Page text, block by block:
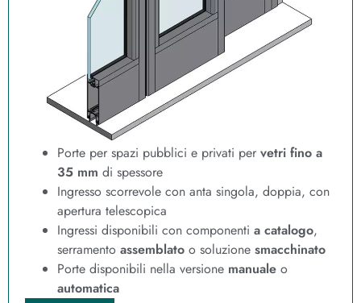
Porte per spazi pubblici e privati per vetri fino a
35 mm di spessore
Ingresso scorrevole con anta singola, doppia, con
apertura telescopica
Ingressi disponibili con componenti a catalogo,
serramento assemblato o soluzione smacchinato
Porte disponibili nella versione manuale o
automatica